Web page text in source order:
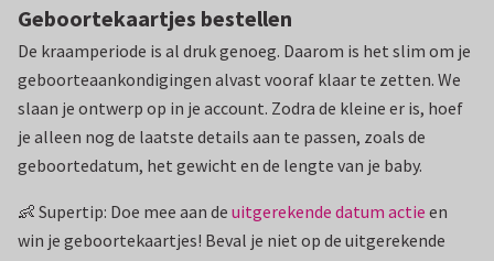
Geboortekaartjes bestellen
De kraamperiode is al druk genoeg. Daarom is het slim om je
geboorteaankondigingen alvast vooraf klaar te zetten. We
slaan je ontwerp op in je account. Zodra de kleine er is, hoef
je alleen nog de laatste details aan te passen, zoals de
geboortedatum, het gewicht en de lengte van je baby.
👶 Supertip: Doe mee aan de uitgerekende datum actie en
win je geboortekaartjes! Beval je niet op de uitgerekende